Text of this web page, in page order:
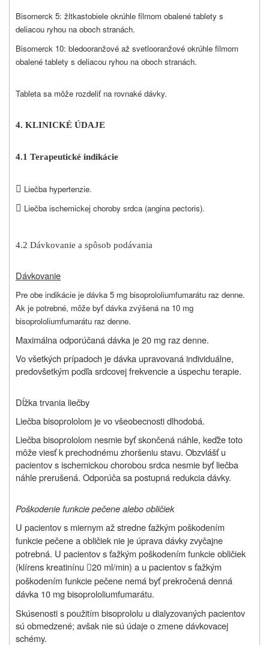
Bisomerck 5: žltkastobiele okrúhle filmom obalené tablety s
deliacou ryhou na oboch stranách.
Bisomerck 10: bledooranžové až svetlooranžové okrúhle filmom
obalené tablety s deliacou ryhou na oboch stranách.
Tableta sa môže rozdeliť na rovnaké dávky.
4. KLINICKÉ ÚDAJE
4.1 Terapeutické indikácie
 Liečba hypertenzie.
 Liečba ischemickej choroby srdca (angina pectoris).
4.2 Dávkovanie a spôsob podávania
Dávkovanie
Pre obe indikácie je dávka 5 mg bisoprololiumfumarátu raz denne.
Ak je potrebné, môže byť dávka zvýšená na 10 mg
bisoprololiumfumarátu raz denne.
Maximálna odporúčaná dávka je 20 mg raz denne.
Vo všetkých prípadoch je dávka upravovaná individuálne,
predovšetkým podľa srdcovej frekvencie a úspechu terapie.
Dĺžka trvania liečby
Liečba bisoprololom je vo všeobecnosti dlhodobá.
Liečba bisoprololom nesmie byť skončená náhle, keďže toto
môže viesť k prechodnému zhoršeniu stavu. Obzvlášť u
pacientov s ischemickou chorobou srdca nesmie byť liečba
náhle prerušená. Odporúča sa postupná redukcia dávky.
Poškodenie funkcie pečene alebo obličiek
U pacientov s miernym až stredne ťažkým poškodením
funkcie pečene a obličiek nie je úprava dávky zvyčajne
potrebná. U pacientov s ťažkým poškodením funkcie obličiek
(klírens kreatinínu 20 ml/min) a u pacientov s ťažkým
poškodením funkcie pečene nemá byť prekročená denná
dávka 10 mg bisoprololiumfumarátu.
Skúsenosti s použitím bisoprololu u dialyzovaných pacientov
sú obmedzené; avšak nie sú údaje o zmene dávkovacej
schémy.